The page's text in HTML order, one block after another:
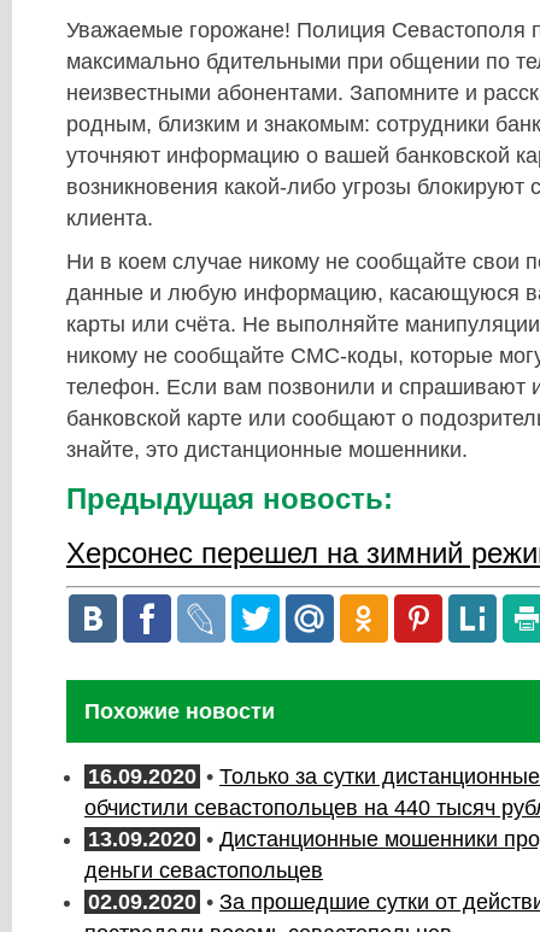
Уважаемые горожане! Полиция Севастополя
максимально бдительными при общении по
неизвестными абонентами. Запомните и
родным, близким и знакомым: сотрудники
уточняют информацию о вашей банковской
возникновения какой-либо угрозы блокируют
клиента.
Ни в коем случае никому не сообщайте свои
данные и любую информацию, касающуюся
карты или счёта. Не выполняйте
никому не сообщайте СМС-коды, которые
телефон. Если вам позвонили и спрашивают
банковской карте или сообщают о
знайте, это дистанционные мошенники.
Предыдущая новость:
Херсонес перешел на зимний
Похожие новости
16.09.2020 • Только за сутки
обчистили севастопольцев на 440 тысяч
13.09.2020 • Дистанционные мошенники
деньги севастопольцев
02.09.2020 • За прошедшие сутки от